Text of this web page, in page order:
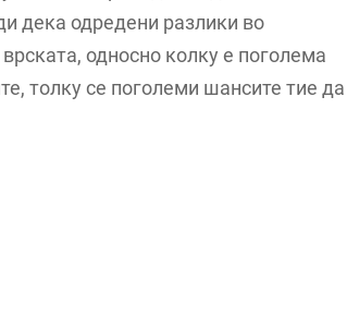
дека одредени разлики во
односно колку е поголема
толку се поголеми шансите тие да